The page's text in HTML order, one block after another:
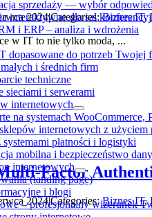
sprzedaży — wybór
interaktywne dla sal
i ERP – analiza i wdrożenia
dopasowane do potrzeb Twojej
i średnich firm
techniczne
sieciami i serwerami
internetowych
na systemach WooCommerce,
internetowych z użyciem
systemami płatności i logistyki
mobilna i bezpieczeństwo
internetowych
(landing page)
i blogi
– profesjonalny wizerunek
2024|Categories:Biznes IT,
w IT to nie tylko moda, ...
Factor
2024|Categories:Biznes IT,